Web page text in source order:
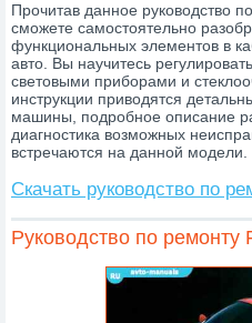
Прочитав данное руководство
сможете самостоятельно
функциональных элементов в
авто. Вы научитесь
световыми приборами и
инструкции приводятся
машины, подробное описание
диагностика возможных
встречаются на данной модели.
Скачать руководство по
Руководство по ремонту